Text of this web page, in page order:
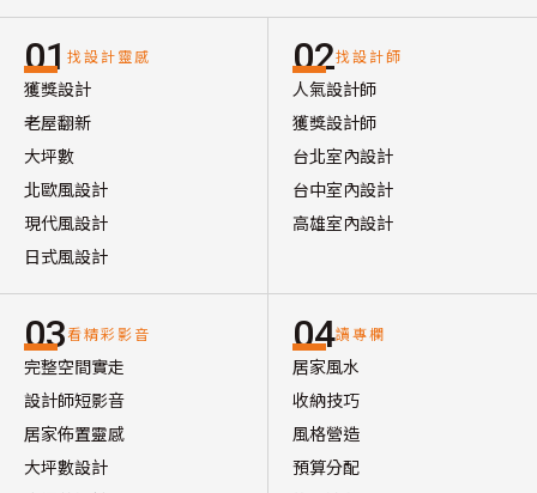
01 找設計靈感
獲獎設計
老屋翻新
大坪數
北歐風設計
現代風設計
日式風設計
02找設計師
人氣設計師
獲獎設計師
台北室內設計
台中室內設計
高雄室內設計
03看精彩影音
完整空間實走
設計師短影音
居家佈置靈感
大坪數設計
04讀專欄
居家風水
收納技巧
風格營造
預算分配